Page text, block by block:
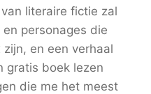
literaire fictie zal
en personages die
en een verhaal
gratis boek lezen
die me het meest